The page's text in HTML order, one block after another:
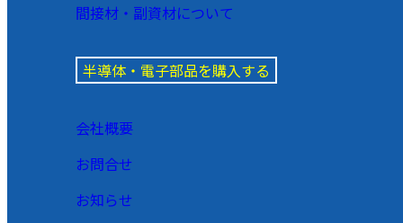
間接材・副資材について
半導体・電子部品を購入する
会社概要
お問合せ
お知らせ